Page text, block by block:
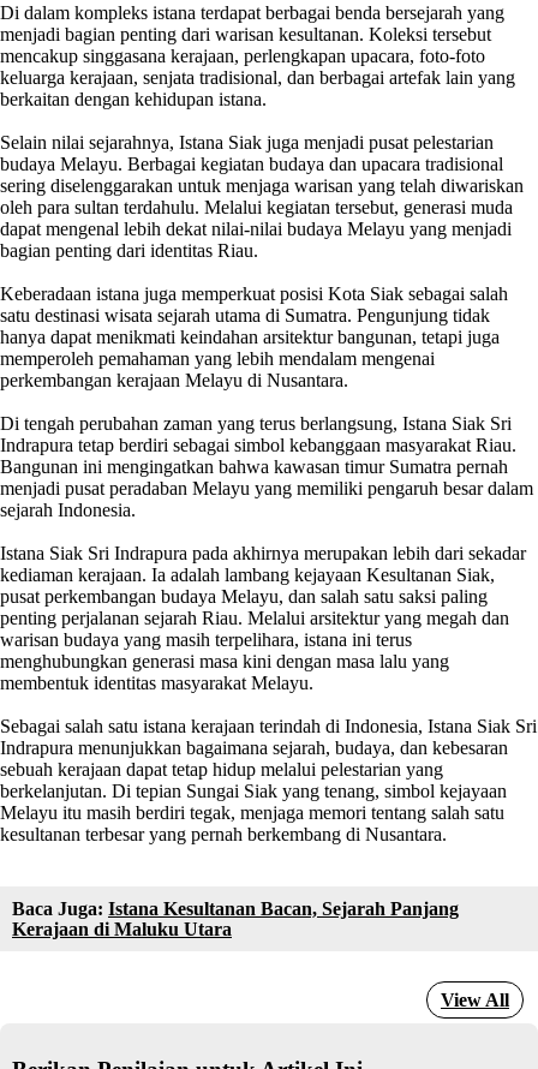
Di dalam kompleks istana terdapat berbagai benda bersejarah yang
menjadi bagian penting dari warisan kesultanan. Koleksi tersebut
mencakup singgasana kerajaan, perlengkapan upacara, foto-foto
keluarga kerajaan, senjata tradisional, dan berbagai artefak lain yang
berkaitan dengan kehidupan istana.
Selain nilai sejarahnya, Istana Siak juga menjadi pusat pelestarian
budaya Melayu. Berbagai kegiatan budaya dan upacara tradisional
sering diselenggarakan untuk menjaga warisan yang telah diwariskan
oleh para sultan terdahulu. Melalui kegiatan tersebut, generasi muda
dapat mengenal lebih dekat nilai-nilai budaya Melayu yang menjadi
bagian penting dari identitas Riau.
Keberadaan istana juga memperkuat posisi Kota Siak sebagai salah
satu destinasi wisata sejarah utama di Sumatra. Pengunjung tidak
hanya dapat menikmati keindahan arsitektur bangunan, tetapi juga
memperoleh pemahaman yang lebih mendalam mengenai
perkembangan kerajaan Melayu di Nusantara.
Di tengah perubahan zaman yang terus berlangsung, Istana Siak Sri
Indrapura tetap berdiri sebagai simbol kebanggaan masyarakat Riau.
Bangunan ini mengingatkan bahwa kawasan timur Sumatra pernah
menjadi pusat peradaban Melayu yang memiliki pengaruh besar dalam
sejarah Indonesia.
Istana Siak Sri Indrapura pada akhirnya merupakan lebih dari sekadar
kediaman kerajaan. Ia adalah lambang kejayaan Kesultanan Siak,
pusat perkembangan budaya Melayu, dan salah satu saksi paling
penting perjalanan sejarah Riau. Melalui arsitektur yang megah dan
warisan budaya yang masih terpelihara, istana ini terus
menghubungkan generasi masa kini dengan masa lalu yang
membentuk identitas masyarakat Melayu.
Sebagai salah satu istana kerajaan terindah di Indonesia, Istana Siak Sri
Indrapura menunjukkan bagaimana sejarah, budaya, dan kebesaran
sebuah kerajaan dapat tetap hidup melalui pelestarian yang
berkelanjutan. Di tepian Sungai Siak yang tenang, simbol kejayaan
Melayu itu masih berdiri tegak, menjaga memori tentang salah satu
kesultanan terbesar yang pernah berkembang di Nusantara.
Baca Juga: Istana Kesultanan Bacan, Sejarah Panjang
Kerajaan di Maluku Utara
View All